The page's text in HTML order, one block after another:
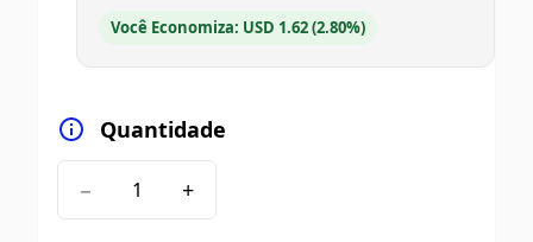
Você Economiza: USD 1.62 (2.80%)
Quantidade
− +